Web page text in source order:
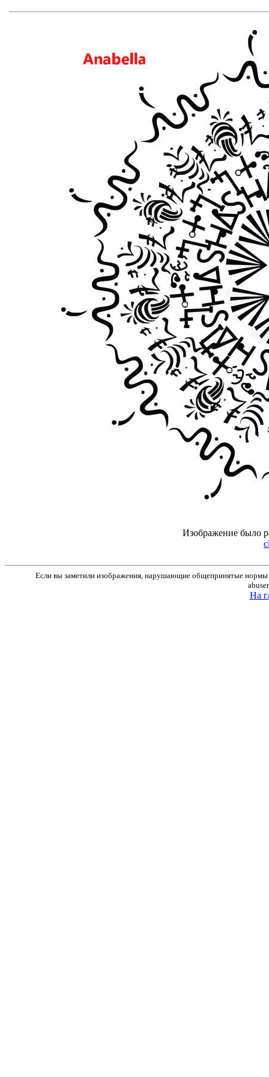
Изображение было
Если вы заметили изображения, нарушающие общепринятые нормы
На